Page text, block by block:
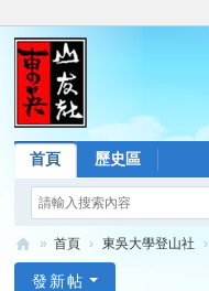
首頁 歷史區
» 首頁 › 東吳大學登山社 ›
發新帖